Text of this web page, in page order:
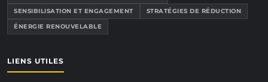
SENSIBILISATION ET ENGAGEMENT
STRATÉGIES DE RÉDUCTION
ÉNERGIE RENOUVELABLE
LIENS UTILES